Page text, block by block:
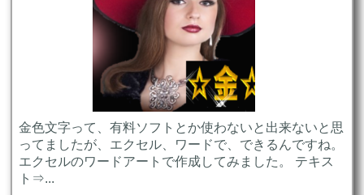
金色文字って、有料ソフトとか使わないと出来ないと思
ってましたが、エクセル、ワードで、できるんですね。
エクセルのワードアートで作成してみました。 テキス
ト⇒...